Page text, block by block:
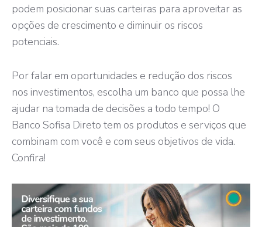
podem posicionar suas carteiras para aproveitar as
opções de crescimento e diminuir os riscos
potenciais.
Por falar em oportunidades e redução dos riscos
nos investimentos, escolha um banco que possa lhe
ajudar na tomada de decisões a todo tempo! O
Banco Sofisa Direto tem os produtos e serviços que
combinam com você e com seus objetivos de vida.
Confira!